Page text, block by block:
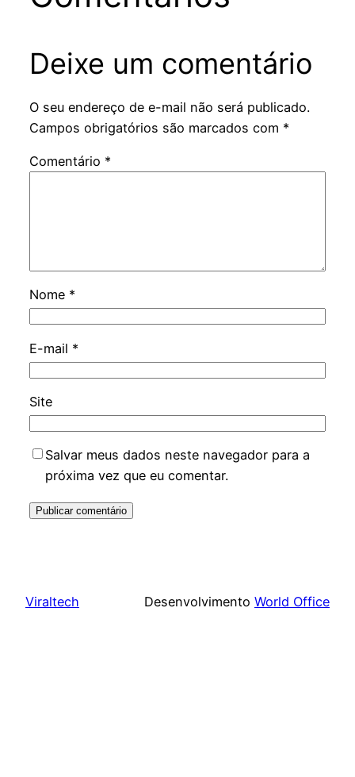
Deixe um comentário
O seu endereço de e-mail não será publicado.
Campos obrigatórios são marcados com *
Comentário *
Nome *
E-mail *
Site
Salvar meus dados neste navegador para a
próxima vez que eu comentar.
Viraltech Desenvolvimento World Office